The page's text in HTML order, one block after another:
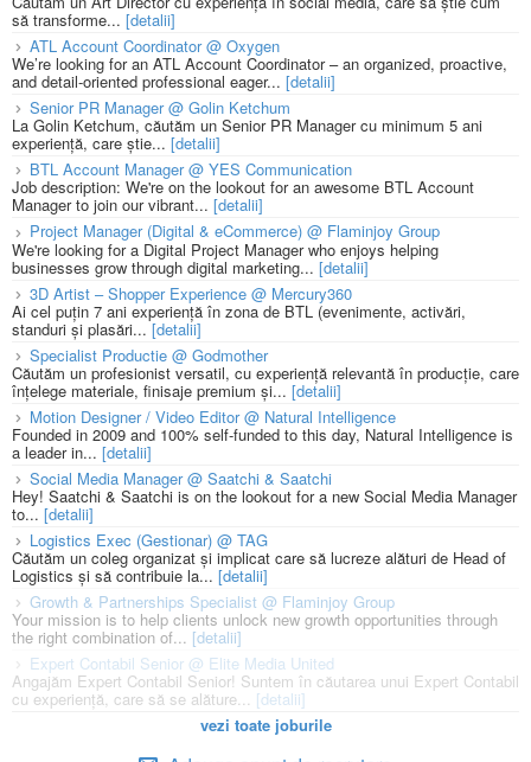
să transforme... [detalii]
ATL Account Coordinator @ Oxygen
We’re looking for an ATL Account Coordinator – an organized, proactive,
and detail-oriented professional eager... [detalii]
Senior PR Manager @ Golin Ketchum
La Golin Ketchum, căutăm un Senior PR Manager cu minimum 5 ani
experiență, care știe... [detalii]
BTL Account Manager @ YES Communication
Job description: We're on the lookout for an awesome BTL Account
Manager to join our vibrant... [detalii]
Project Manager (Digital & eCommerce) @ Flaminjoy Group
We're looking for a Digital Project Manager who enjoys helping
businesses grow through digital marketing... [detalii]
3D Artist – Shopper Experience @ Mercury360
Ai cel puțin 7 ani experiență în zona de BTL (evenimente, activări,
standuri și plasări...[detalii]
Specialist Productie @ Godmother
Căutăm un profesionist versatil, cu experiență relevantă în producție, care
înțelege materiale, finisaje premium și... [detalii]
Motion Designer / Video Editor @ Natural Intelligence
Founded in 2009 and 100% self-funded to this day, Natural Intelligence is
a leader in... [detalii]
Social Media Manager @ Saatchi & Saatchi
Hey! Saatchi & Saatchi is on the lookout for a new Social Media Manager
to... [detalii]
Logistics Exec (Gestionar) @ TAG
Căutăm un coleg organizat și implicat care să lucreze alături de Head of
Logistics și să contribuie la... [detalii]
Growth & Partnerships Specialist @ Flaminjoy Group
Your mission is to help clients unlock new growth opportunities through
the right combination of... [detalii]
Expert Contabil Senior @ Elite Media United
Angajăm Expert Contabil Senior! Suntem în căutarea unui Expert Contabil
cu experiență, care să se alăture... [detalii]
vezi toate joburile